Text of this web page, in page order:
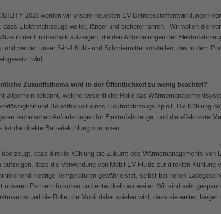
2023 werden wir unsere neuesten EV-Betriebsstoffentwicklungen
dass Elektrofahrzeuge weiter, länger und sicherer fahren. Wir wollen die
in der Fluidtechnik aufzeigen, die den Anforderungen der
und werden unser 3-in-1 Kühl- und Schmiermittel vorstellen, das in dem
wird.
Zukunftsthema wird in der Öffentlichkeit zu wenig beachtet?
allgemein bekannt, welche wesentliche Rolle das
und Belastbarkeit eines Elektrofahrzeugs spielt. Die Kühlung
technischen Anforderungen für Elektrofahrzeuge, und die effektivste
ist die direkte Batteriekühlung von innen.
dass direkte Kühlung die Zukunft des Wärmemanagements von
aufzeigen, dass die Verwendung von Mobil EV-Fluids zur direkten Kühlung
niedrige Temperaturen gewährleistet, selbst bei hohen
unseren Partnern forschen und entwickeln wir weiter. Wir sind sehr
und die Rolle, die Mobil dabei spielen wird, dass sie weiter, länger